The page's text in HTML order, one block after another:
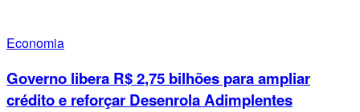
Economia
Governo libera R$ 2,75 bilhões para ampliar
crédito e reforçar Desenrola Adimplentes